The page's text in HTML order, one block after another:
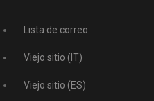
Lista de correo
Viejo sitio (IT)
Viejo sitio (ES)